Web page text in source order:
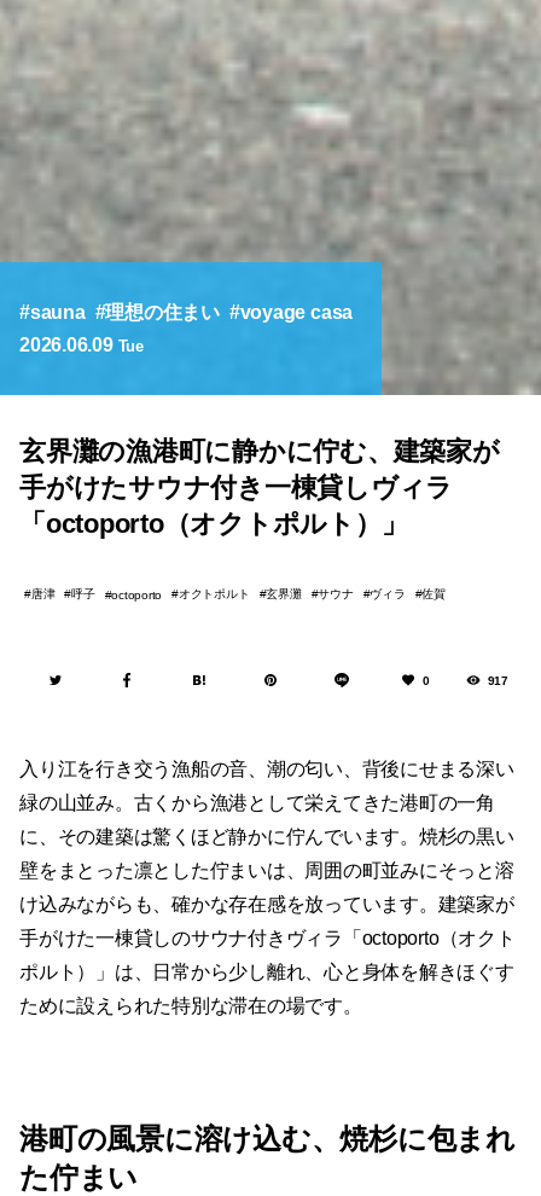
sauna 理想の住まい
voyage casa
2026.06.09 Tue
玄界灘の漁港町に静かに佇む、建築家が
手がけたサウナ付き一棟貸しヴィラ
「octoporto（オクトポルト）」
唐津 呼子 octoporto オクトポルト 玄界灘 サウナ ヴィラ 佐賀
0 917
入り江を行き交う漁船の音、潮の匂い、背後にせまる深い
緑の山並み。古くから漁港として栄えてきた港町の一角
に、その建築は驚くほど静かに佇んでいます。焼杉の黒い
壁をまとった凛とした佇まいは、周囲の町並みにそっと溶
け込みながらも、確かな存在感を放っています。建築家が
手がけた一棟貸しのサウナ付きヴィラ「octoporto（オクト
ポルト）」は、日常から少し離れ、心と身体を解きほぐす
ために設えられた特別な滞在の場です。
港町の風景に溶け込む、焼杉に包まれ
た佇まい